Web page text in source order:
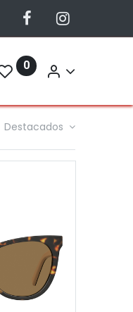
0
Destacados